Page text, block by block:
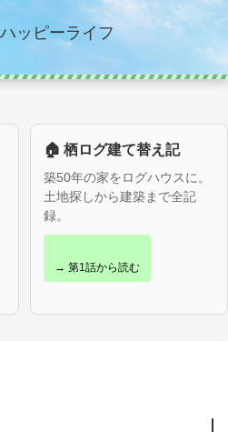
ッピーライフ
🏠 栖ログ建て替え記
築50年の家をログハウスに。
土地探しから建築まで全記
録。
→ 第1話から読む